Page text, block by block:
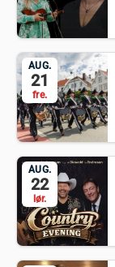
AUG.
21
fre.
AUG.
22
lør.